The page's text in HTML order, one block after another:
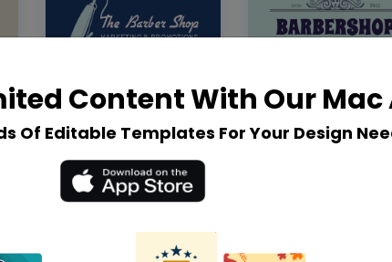
Content With Our Mac
Of Editable Templates For Your Design